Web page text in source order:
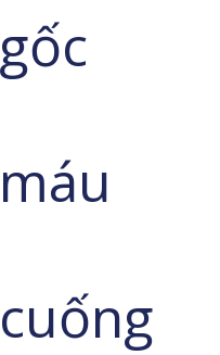
gốc
máu
cuống